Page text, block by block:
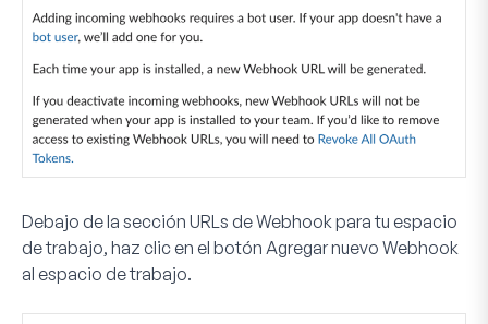
Debajo de la sección URLs de Webhook para tu espacio
de trabajo, haz clic en el botón Agregar nuevo Webhook
al espacio de trabajo.